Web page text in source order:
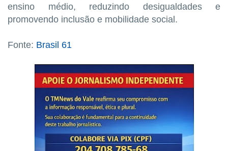
ensino médio, reduzindo desigualdades e
promovendo inclusão e mobilidade social.
Fonte: Brasil 61